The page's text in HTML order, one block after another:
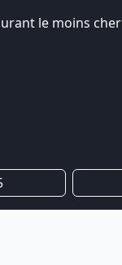
le moins cher